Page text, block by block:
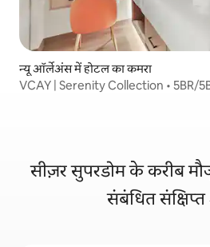
न्यू ऑर्लेअंस में होटल का कमरा
VCAY | Serenity Collection • 5BR/
सीज़र सुपरडोम के करीब
संबंधित